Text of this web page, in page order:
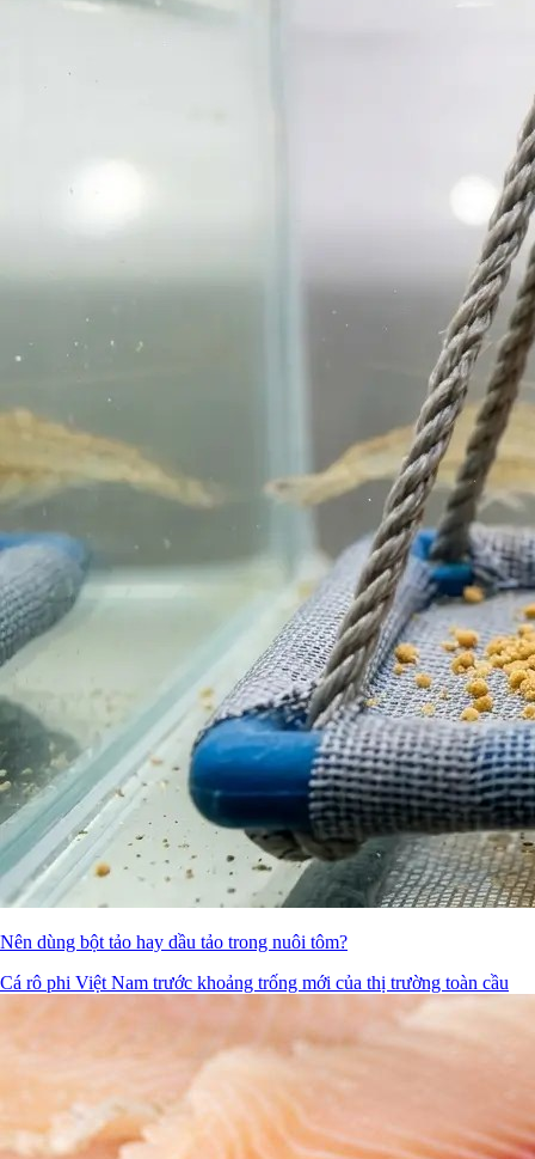
Nên dùng bột tảo hay dầu tảo trong nuôi tôm?
Cá rô phi Việt Nam trước khoảng trống mới của thị trường toàn cầu